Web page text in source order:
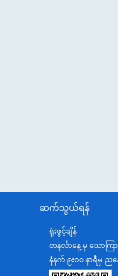
ဆက်သွယ်ရန်
ရုံးဖွင့်ချိန်
တနင်္လာနေ့ မှ သောကြ
နံနက် ၉းဝ၀ နာရီမှ ညန